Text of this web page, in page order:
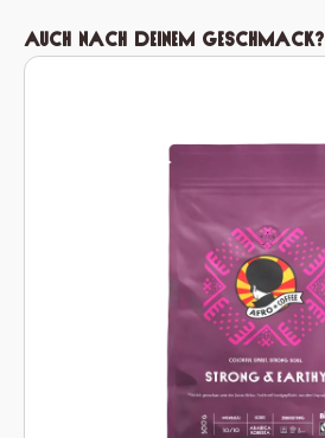
Produktgalerie überspringen
Auch nach deinem Geschmack?